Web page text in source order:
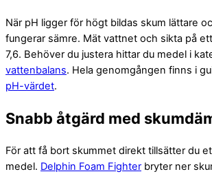
När pH ligger för högt bildas skum lättare
fungerar sämre. Mät vattnet och sikta på
7,6. Behöver du justera hittar du medel i
vattenbalans. Hela genomgången finns i
pH-värdet.
Snabb åtgärd med
För att få bort skummet direkt tillsätter du
medel. Delphin Foam Fighter bryter ner